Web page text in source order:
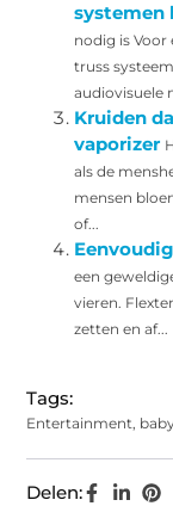
systemen
nodig is
truss
audiovisuele
Kruiden
vaporizer
als de
mensen
of...
een
vieren.
zetten en af...
Tags:
Entertainment,
Delen: